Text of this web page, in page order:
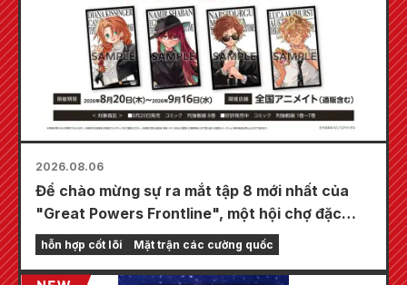
2026.08.06
Để chào mừng sự ra mắt tập 8 mới nhất của
"Great Powers Frontline", một hội chợ đặc
biệt sẽ được tổ chức tại các cửa hàng
Animate trên toàn quốc bắt đầu từ ngày 20
tháng 8, nơi bạn có thể nhận được một tấm
hỗn hợp cốt lõi Mặt trận các cường quốc